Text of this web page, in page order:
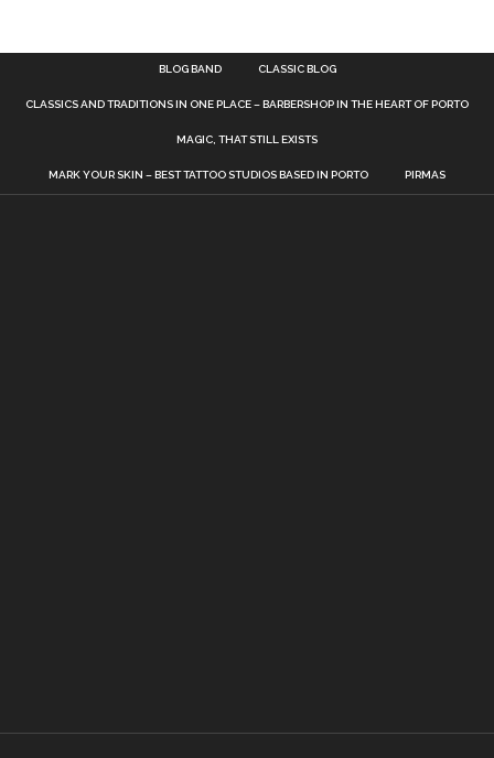
BLOG BAND CLASSIC BLOG
CLASSICS AND TRADITIONS IN ONE PLACE – BARBERSHOP IN THE HEART OF PORTO
MAGIC, THAT STILL EXISTS
MARK YOUR SKIN – BEST TATTOO STUDIOS BASED IN PORTO PIRMAS